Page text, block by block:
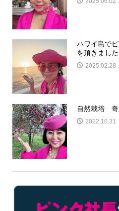
ハワイ島で
を頂きました
2025.02.28
自然栽培 奇
2022.10.31